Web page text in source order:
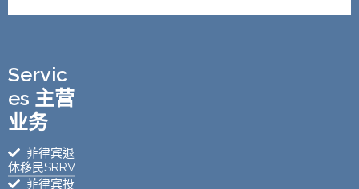
Servic
es 主营
业务
菲律宾退
休移民SRRV
菲律宾投